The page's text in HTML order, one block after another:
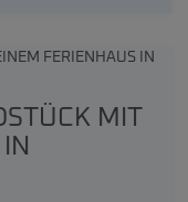
MIT